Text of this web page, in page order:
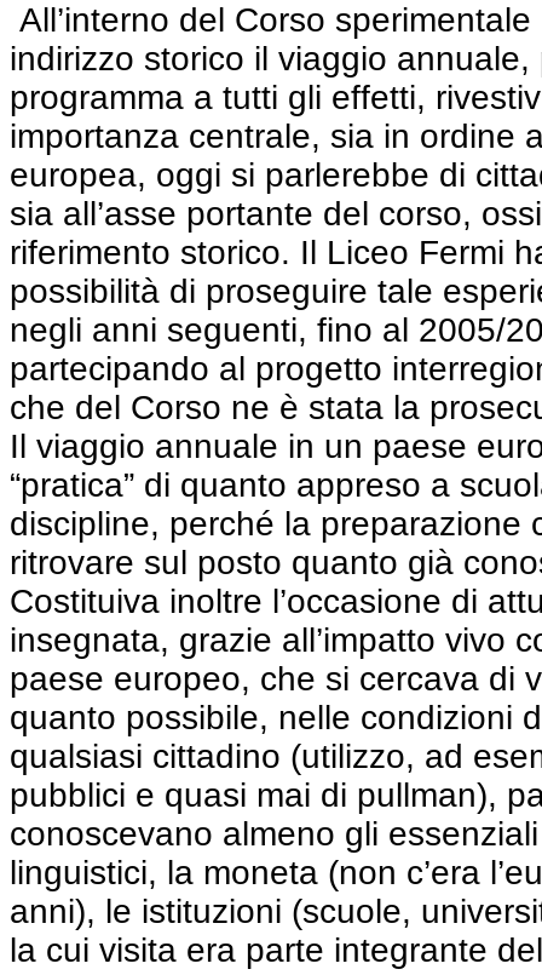
All’interno del Corso
indirizzo storico il viaggio annuale,
programma a tutti gli effetti,
importanza centrale, sia in ordine
europea, oggi si parlerebbe di
sia all’asse portante del corso,
riferimento storico. Il Liceo Fermi
possibilità di proseguire tale
negli anni seguenti, fino al 2005/
partecipando al progetto
che del Corso ne è stata la
Il viaggio annuale in un paese
“pratica” di quanto appreso a
discipline, perché la preparazione
ritrovare sul posto quanto già
Costituiva inoltre l’occasione di
insegnata, grazie all’impatto vivo
paese europeo, che si cercava di
quanto possibile, nelle condizioni
qualsiasi cittadino (utilizzo, ad
pubblici e quasi mai di pullman),
conoscevano almeno gli
linguistici, la moneta (non c’era
anni), le istituzioni (scuole,
la cui visita era parte integrante